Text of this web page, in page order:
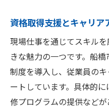
資格取得支援とキャリア
現場仕事を通じてスキル
きな魅力の一つです。船
制度を導入し、従業員の
ートしています。具体的
修プログラムの提供など